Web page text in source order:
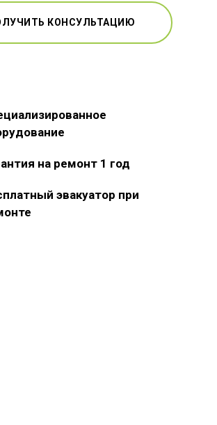
КОНСУЛЬТАЦИЮ
на ремонт 1 год
эвакуатор при